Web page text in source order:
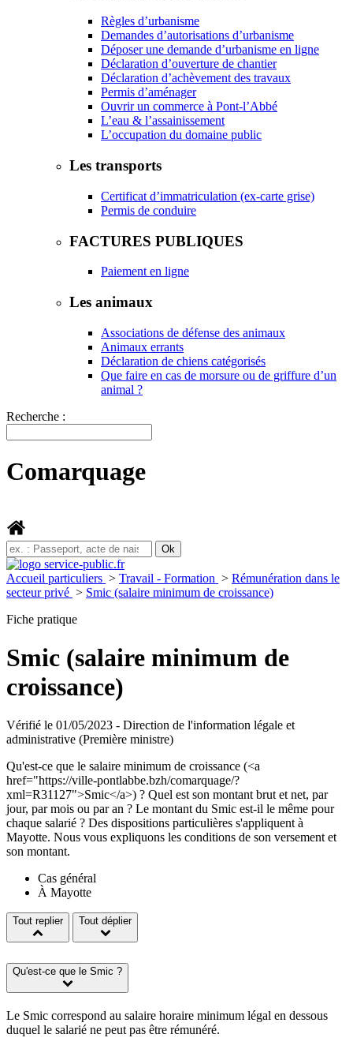
Règles d’urbanisme
Demandes d’autorisations d’urbanisme
Déposer une demande d’urbanisme en ligne
Déclaration d’ouverture de chantier
Déclaration d’achèvement des travaux
Permis d’aménager
Ouvrir un commerce à Pont-l’Abbé
L’eau & l’assainissement
L’occupation du domaine public
Les transports
Certificat d’immatriculation (ex-carte grise)
Permis de conduire
FACTURES PUBLIQUES
Paiement en ligne
Les animaux
Associations de défense des animaux
Animaux errants
Déclaration de chiens catégorisés
Que faire en cas de morsure ou de griffure d’un
animal ?
Recherche :
Comarquage
Accueil particuliers > Travail - Formation > Rémunération dans le
secteur privé > Smic (salaire minimum de croissance)
Fiche pratique
Smic (salaire minimum de
croissance)
Vérifié le 01/05/2023 - Direction de l'information légale et
administrative (Première ministre)
Qu'est-ce que le salaire minimum de croissance (<a
href="https://ville-pontlabbe.bzh/comarquage/?
xml=R31127">Smic</a>) ? Quel est son montant brut et net, par
jour, par mois ou par an ? Le montant du Smic est-il le même pour
chaque salarié ? Des dispositions particulières s'appliquent à
Mayotte. Nous vous expliquons les conditions de son versement et
son montant.
Cas général
À Mayotte
Tout replier Tout déplier
Qu'est-ce que le Smic ?
Le Smic correspond au salaire horaire minimum légal en dessous
duquel le salarié ne peut pas être rémunéré.